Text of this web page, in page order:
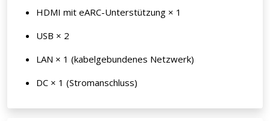
HDMI mit eARC-Unterstützung × 1
USB × 2
LAN × 1 (kabelgebundenes Netzwerk)
DC × 1 (Stromanschluss)